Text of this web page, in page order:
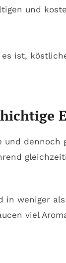
und
dennoch
in weniger
viel